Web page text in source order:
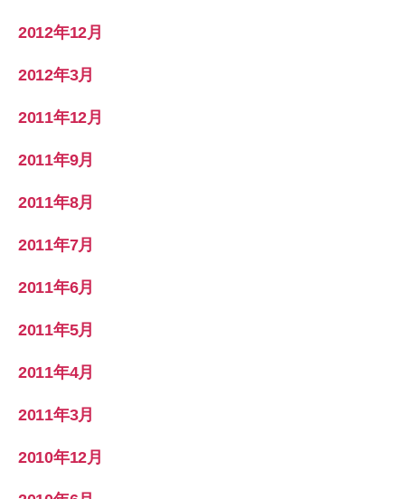
2012年12月
2012年3月
2011年12月
2011年9月
2011年8月
2011年7月
2011年6月
2011年5月
2011年4月
2011年3月
2010年12月